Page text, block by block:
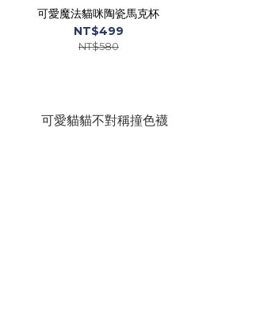
可愛魔法貓咪陶瓷馬克杯
NT$499
NT$580